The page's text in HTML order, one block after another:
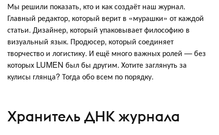
Мы решили показать, кто и как создаёт наш журнал.
Главный редактор, который верит в «мурашки» от каждой
статьи. Дизайнер, который упаковывает философию в
визуальный язык. Продюсер, который соединяет
творчество и логистику. И ещё много важных ролей — без
которых LUMEN был бы другим. Хотите заглянуть за
кулисы глянца? Тогда обо всем по порядку.
Хранитель ДНК журнала